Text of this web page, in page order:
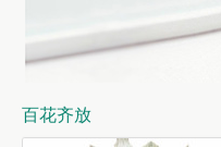
百花齐放